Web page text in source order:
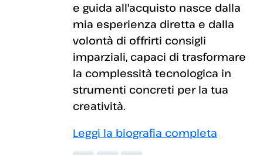
e guida all'acquisto nasce dalla
mia esperienza diretta e dalla
volontà di offrirti consigli
imparziali, capaci di trasformare
la complessità tecnologica in
strumenti concreti per la tua
creatività.
Leggi la biografia completa